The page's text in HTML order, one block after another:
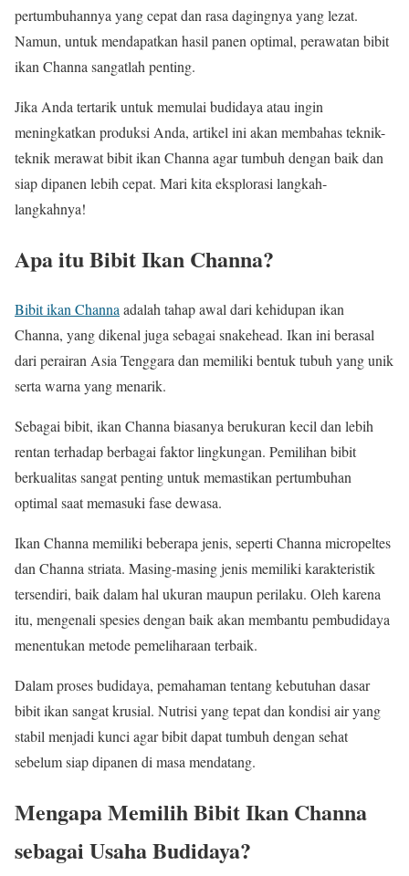
pertumbuhannya yang cepat dan rasa dagingnya yang lezat.
Namun, untuk mendapatkan hasil panen optimal, perawatan bibit
ikan Channa sangatlah penting.
Jika Anda tertarik untuk memulai budidaya atau ingin
meningkatkan produksi Anda, artikel ini akan membahas teknik-
teknik merawat bibit ikan Channa agar tumbuh dengan baik dan
siap dipanen lebih cepat. Mari kita eksplorasi langkah-
langkahnya!
Apa itu Bibit Ikan Channa?
Bibit ikan Channa adalah tahap awal dari kehidupan ikan
Channa, yang dikenal juga sebagai snakehead. Ikan ini berasal
dari perairan Asia Tenggara dan memiliki bentuk tubuh yang unik
serta warna yang menarik.
Sebagai bibit, ikan Channa biasanya berukuran kecil dan lebih
rentan terhadap berbagai faktor lingkungan. Pemilihan bibit
berkualitas sangat penting untuk memastikan pertumbuhan
optimal saat memasuki fase dewasa.
Ikan Channa memiliki beberapa jenis, seperti Channa micropeltes
dan Channa striata. Masing-masing jenis memiliki karakteristik
tersendiri, baik dalam hal ukuran maupun perilaku. Oleh karena
itu, mengenali spesies dengan baik akan membantu pembudidaya
menentukan metode pemeliharaan terbaik.
Dalam proses budidaya, pemahaman tentang kebutuhan dasar
bibit ikan sangat krusial. Nutrisi yang tepat dan kondisi air yang
stabil menjadi kunci agar bibit dapat tumbuh dengan sehat
sebelum siap dipanen di masa mendatang.
Mengapa Memilih Bibit Ikan Channa
sebagai Usaha Budidaya?